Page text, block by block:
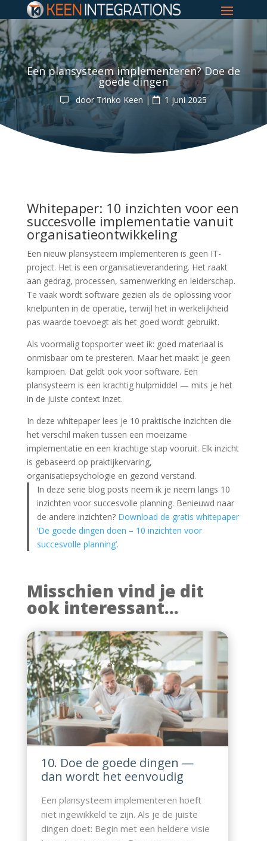
Een plansysteem implementeren? Doe de
goede dingen
doorTrinko Keen | 1 juni 2025
Whitepaper: 10 inzichten voor een
succesvolle implementatie vanuit
organisatieontwikkeling
Een nieuw plansysteem implementeren is geen IT-
project. Het is een organisatieverandering. Het raakt
aan gedrag, processen, samenwerking en leiderschap.
Te vaak wordt software gezien als de oplossing voor
knelpunten in de operatie, terwijl het in werkelijkheid
pas waarde toevoegt als het goed wordt gebruikt.
Als voormalig topsporter weet ik: goed materiaal is
onmisbaar om te presteren. Maar het maakt je geen
kampioen. Dat geldt ook voor software. Een
plansysteem is een krachtig hulpmiddel — mits je het
in de juiste context inzet.
In deze whitepaper lees je 10 praktische inzichten die
het verschil maken tussen een moeizame
implementatie en een krachtige stap vooruit. Elk inzicht
is gebaseerd op praktijkervaring,
organisatiepsychologie en gezond verstand.
In deze serie blog posts neem ik je neem langs 10
inzichten voor succesvolle planning. Benieuwd naar
de andere inzichten? Download de gratis whitepaper
‘De goede dingen doen – 10 inzichten voor
succesvolle planning’.
Misschien vind je dit
ook interessant...
10. Doe de goede dingen —
dan wordt het eenvoudig
Een plansysteem implementeren hoeft
niet ingewikkeld te zijn. Als je de juiste
dingen doet: Begin met een heldere visie